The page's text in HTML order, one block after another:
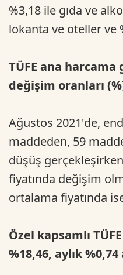
%3,18 ile gıda ve
lokanta ve oteller ve
TÜFE ana harcama
değişim oranları
Ağustos 2021'de,
maddeden, 59
düşüş
fiyatında değişim
ortalama fiyatında
Özel kapsamlı
%18,46, aylık